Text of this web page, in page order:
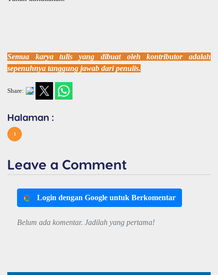
Semua karya tulis yang dibuat oleh kontributor adalah
sepenuhnya tanggung jawab dari penulis.
Share:
Halaman :
1
Leave a Comment
Login dengan Google untuk Berkomentar
Belum ada komentar. Jadilah yang pertama!